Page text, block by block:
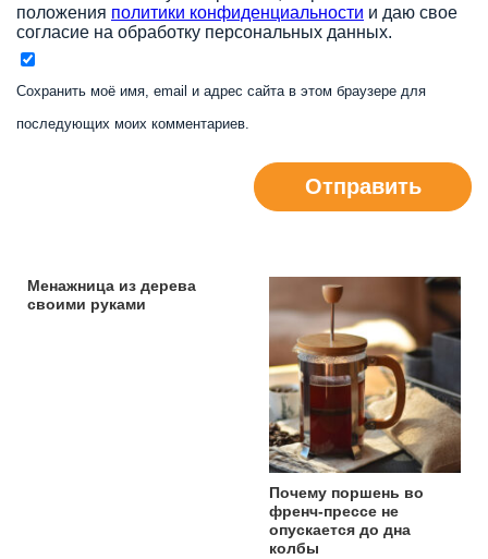
положения политики конфиденциальности и даю свое
согласие на обработку персональных данных.
Сохранить моё имя, email и адрес сайта в этом браузере для
последующих моих комментариев.
Отправить
Менажница из дерева
своими руками
Почему поршень во
френч-прессе не
опускается до дна
колбы